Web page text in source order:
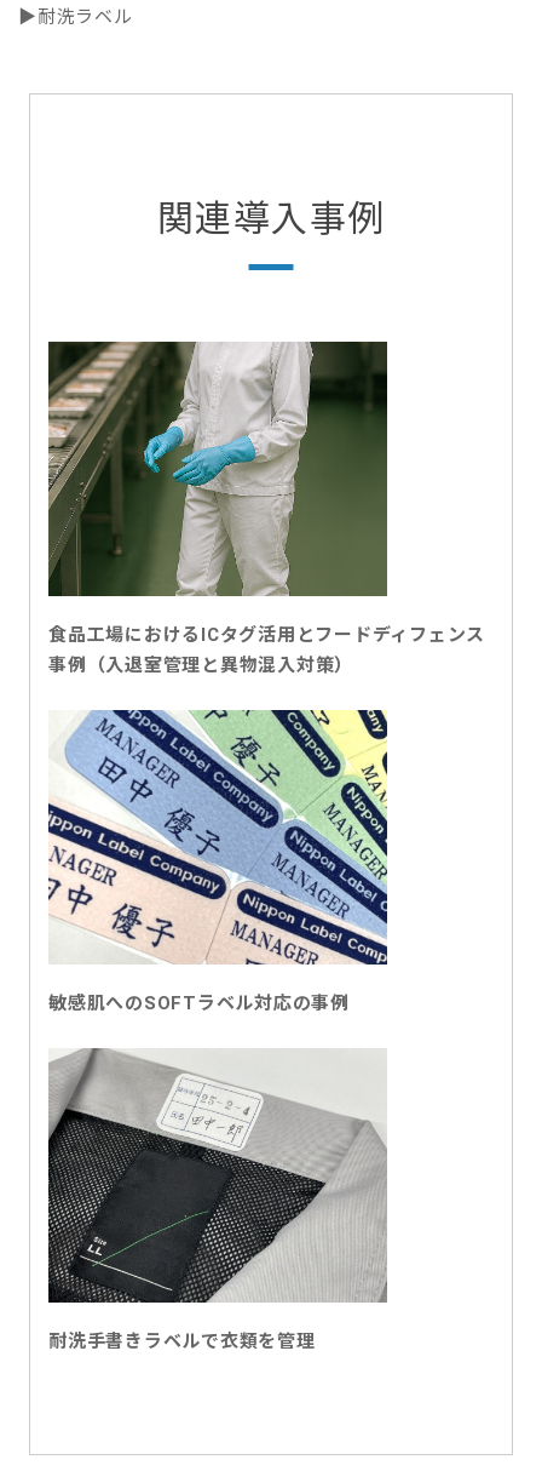
▶耐洗ラベル
関連導入事例
食品工場におけるICタグ活用とフードディフェンス
事例（入退室管理と異物混入対策）
敏感肌へのSOFTラベル対応の事例
耐洗手書きラベルで衣類を管理